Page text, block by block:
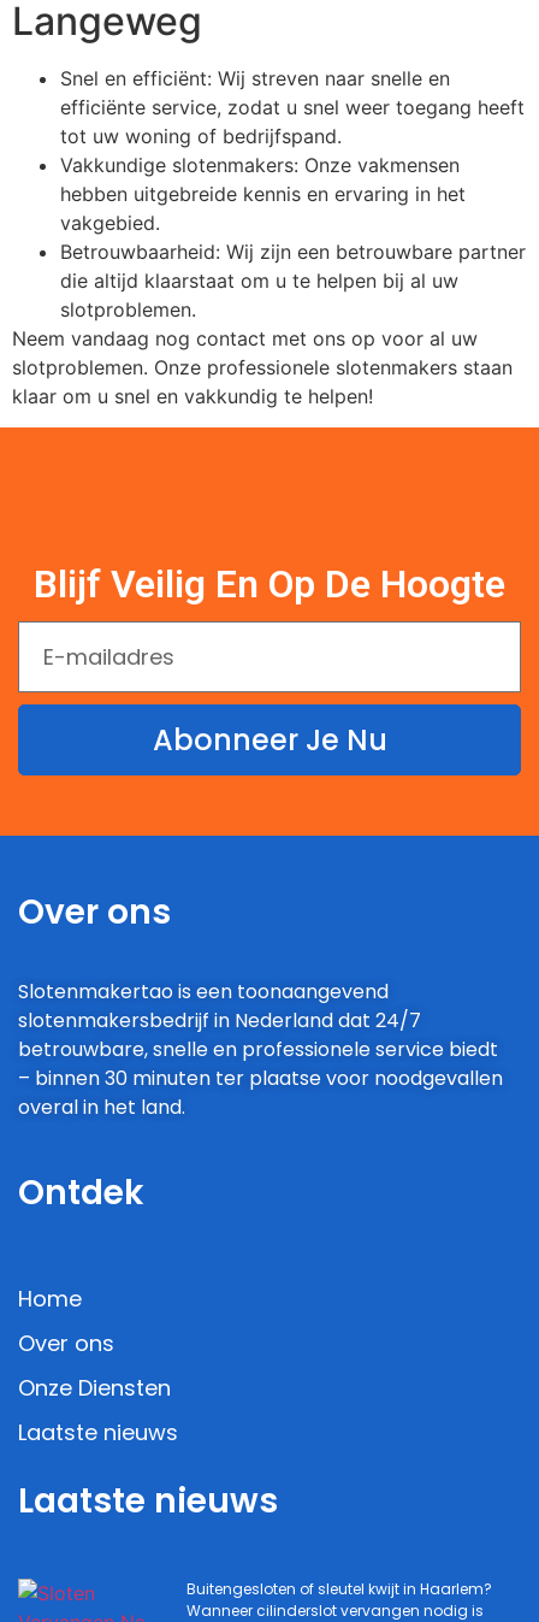
Langeweg
Snel en efficiënt: Wij streven naar snelle en
efficiënte service, zodat u snel weer toegang heeft
tot uw woning of bedrijfspand.
Vakkundige slotenmakers: Onze vakmensen
hebben uitgebreide kennis en ervaring in het
vakgebied.
Betrouwbaarheid: Wij zijn een betrouwbare partner
die altijd klaarstaat om u te helpen bij al uw
slotproblemen.
Neem vandaag nog contact met ons op voor al uw
slotproblemen. Onze professionele slotenmakers staan
klaar om u snel en vakkundig te helpen!
Blijf Veilig En Op De Hoogte
Abonneer Je Nu
Over ons
Slotenmakertao is een toonaangevend
slotenmakersbedrijf in Nederland dat 24/7
betrouwbare, snelle en professionele service biedt
– binnen 30 minuten ter plaatse voor noodgevallen
overal in het land.
Ontdek
Home
Over ons
Onze Diensten
Laatste nieuws
Laatste nieuws
Buitengesloten of sleutel kwijt in Haarlem?
Wanneer cilinderslot vervangen nodig is